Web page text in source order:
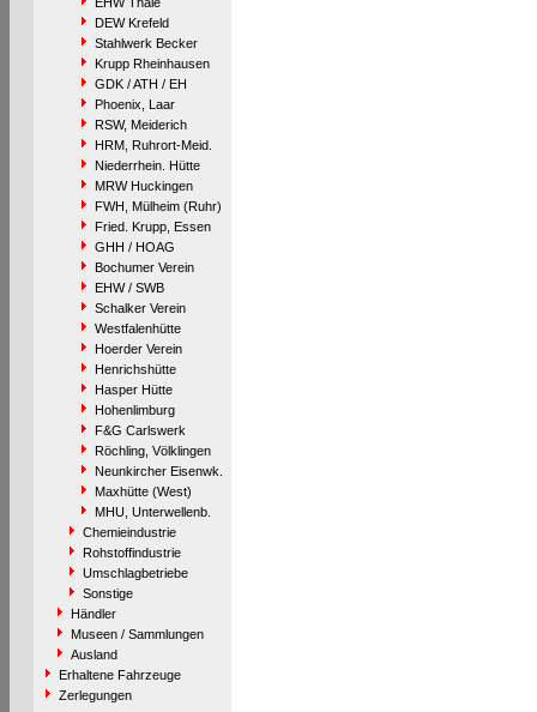
DEW Krefeld
Stahlwerk Becker
Krupp Rheinhausen
GDK / ATH / EH
Phoenix, Laar
RSW, Meiderich
HRM, Ruhrort-Meid.
Niederrhein. Hütte
MRW Huckingen
FWH, Mülheim (Ruhr)
Fried. Krupp, Essen
GHH / HOAG
Bochumer Verein
EHW / SWB
Schalker Verein
Westfalenhütte
Hoerder Verein
Henrichshütte
Hasper Hütte
Hohenlimburg
F&G Carlswerk
Röchling, Völklingen
Neunkircher Eisenwk.
Maxhütte (West)
MHU, Unterwellenb.
Chemieindustrie
Rohstoffindustrie
Umschlagbetriebe
Sonstige
Händler
Museen / Sammlungen
Ausland
Erhaltene Fahrzeuge
Zerlegungen